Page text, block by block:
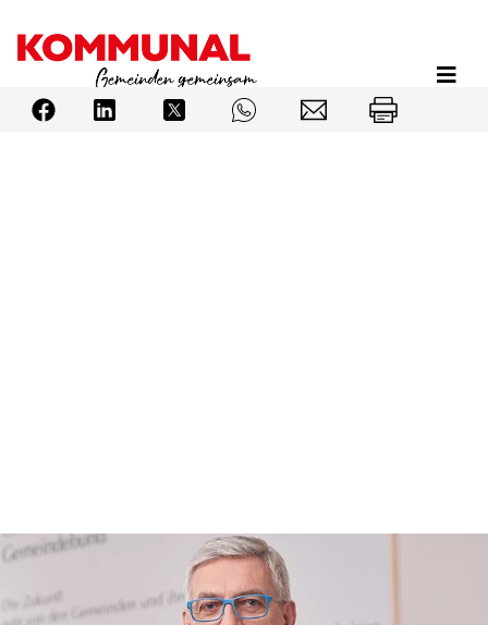
Inhalt